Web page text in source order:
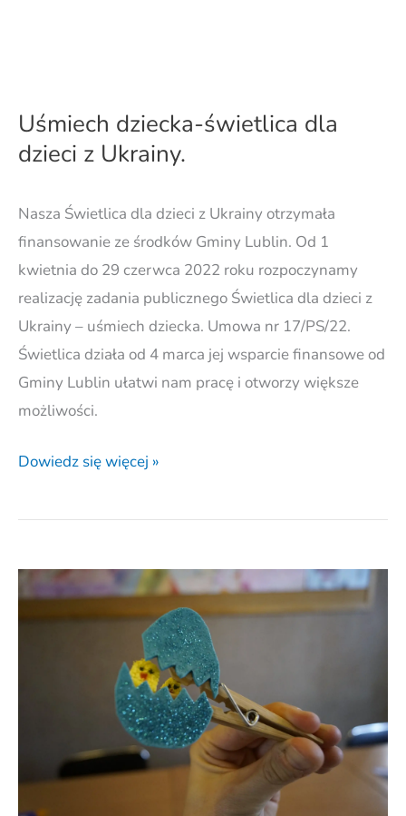
Uśmiech dziecka-świetlica dla
dzieci z Ukrainy.
Nasza Świetlica dla dzieci z Ukrainy otrzymała
finansowanie ze środków Gminy Lublin. Od 1
kwietnia do 29 czerwca 2022 roku rozpoczynamy
realizację zadania publicznego Świetlica dla dzieci z
Ukrainy – uśmiech dziecka. Umowa nr 17/PS/22.
Świetlica działa od 4 marca jej wsparcie finansowe od
Gminy Lublin ułatwi nam pracę i otworzy większe
możliwości.
Dowiedz się więcej »
Rozstrzygnięcie